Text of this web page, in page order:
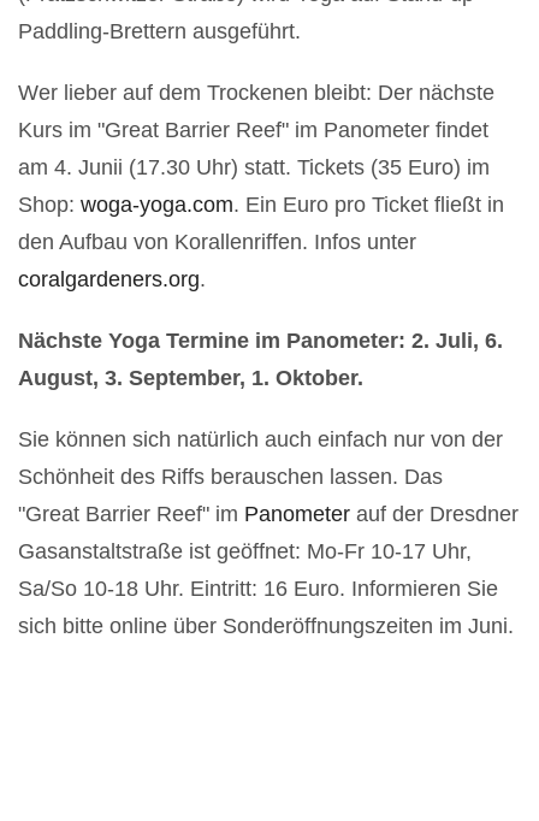
Paddling-Brettern ausgeführt.
Wer lieber auf dem Trockenen bleibt: Der nächste
Kurs im "Great Barrier Reef" im Panometer findet
am 4. Junii (17.30 Uhr) statt. Tickets (35 Euro) im
Shop: woga-yoga.com. Ein Euro pro Ticket fließt in
den Aufbau von Korallenriffen. Infos unter
coralgardeners.org.
Nächste Yoga Termine im Panometer: 2. Juli, 6.
August, 3. September, 1. Oktober.
Sie können sich natürlich auch einfach nur von der
Schönheit des Riffs berauschen lassen. Das
"Great Barrier Reef" im Panometer auf der Dresdner
Gasanstaltstraße ist geöffnet: Mo-Fr 10-17 Uhr,
Sa/So 10-18 Uhr. Eintritt: 16 Euro. Informieren Sie
sich bitte online über Sonderöffnungszeiten im Juni.